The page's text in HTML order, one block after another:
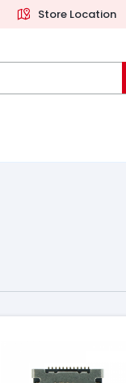
Store Location